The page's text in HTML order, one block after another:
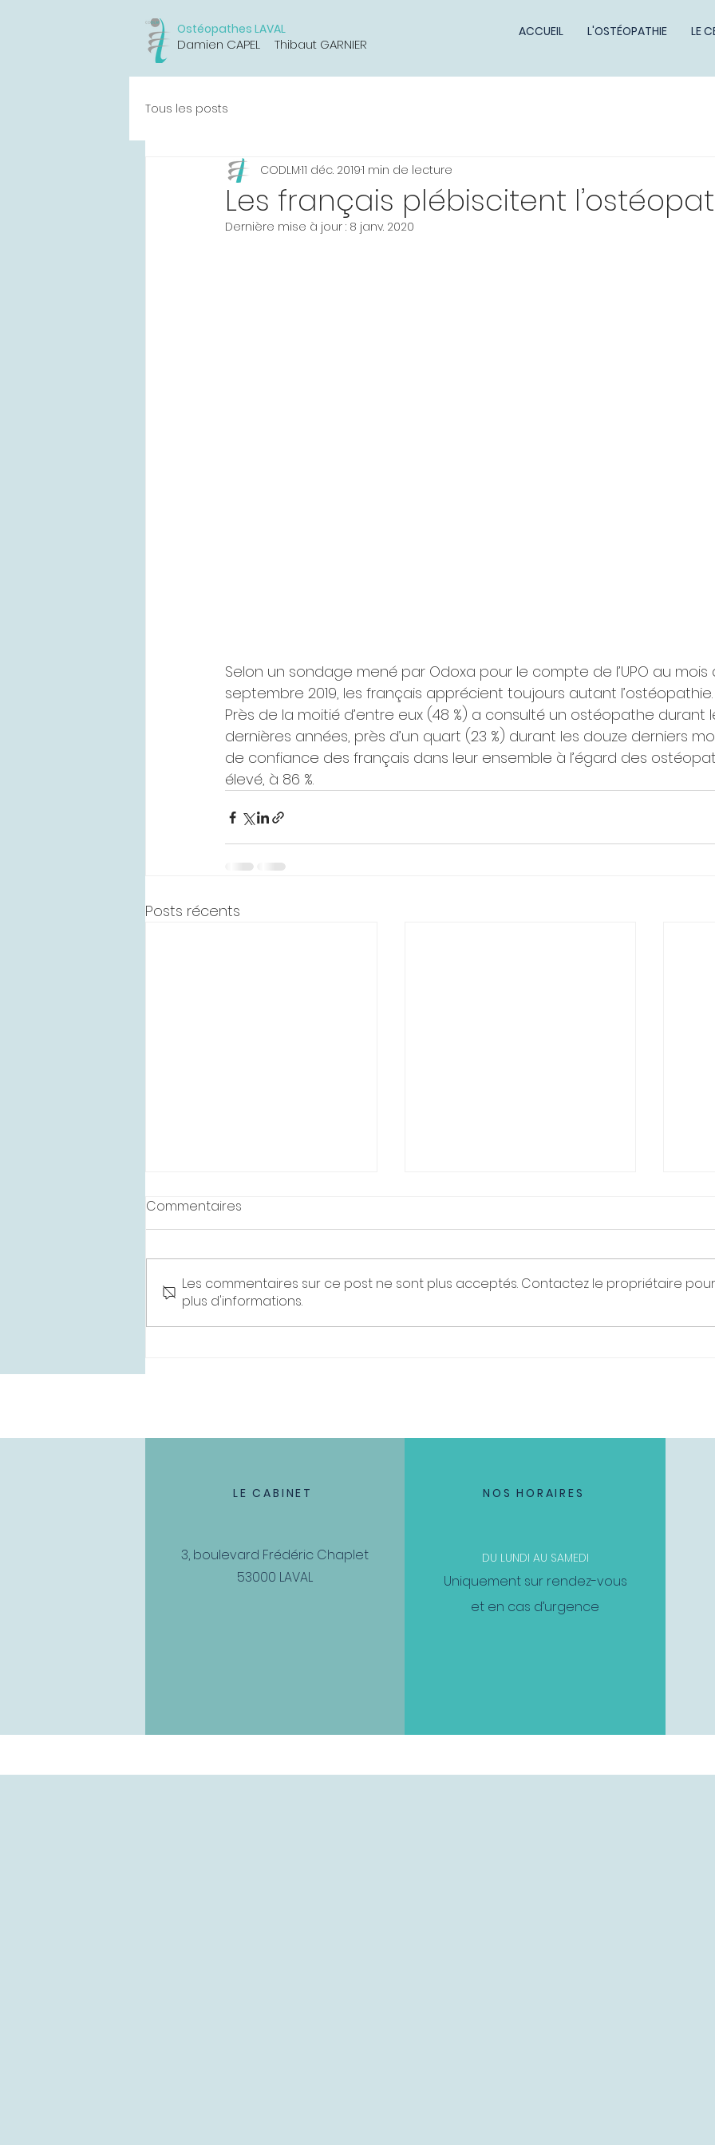
ACCUEIL L'OSTÉOPATHIE LE
Ostéopathes LAVAL
Damien CAPEL Thibaut GARNIER
Tous les posts
Les français plébiscitent
CODLM11 déc. 20191 min de lecture
Dernière mise à jour : 8 janv. 2020
Selon un sondage mené par Odoxa pour le compte de l’UPO au mois
septembre 2019, les français apprécient toujours autant l’ostéopathie.
Près de la moitié d’entre eux (48 %) a consulté un ostéopathe durant
dernières années, près d’un quart (23 %) durant les douze derniers
de confiance des français dans leur ensemble à l’égard des
élevé, à 86 %.
Posts récents
Nouvelle collaboration au
A comptez du 1er mai 2023,
Commentaires
Les commentaires sur ce post ne sont plus acceptés. Contactez le propriétaire pour
plus d'informations.
LE CABINET
3, boulevard Frédéric Chaplet
53000 LAVAL
NOS HORAIRES
DU LUNDI AU SAMEDI
Uniquement sur rendez-vous
et en cas d’urgence